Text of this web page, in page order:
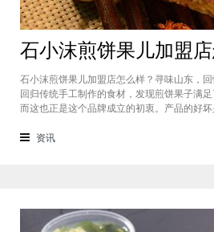
石小沫煎饼果儿加盟店怎么样？寻味山东，
回归传统手工制作的食材，发现煎饼果子满
而这也正是这个品牌成立的初衷。产品的好
儿加盟怎么样？适不适合加盟？能赚钱吗？下
资讯